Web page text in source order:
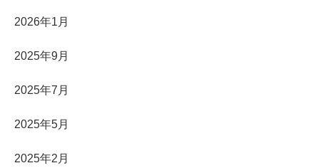
2026年1月
2025年9月
2025年7月
2025年5月
2025年2月